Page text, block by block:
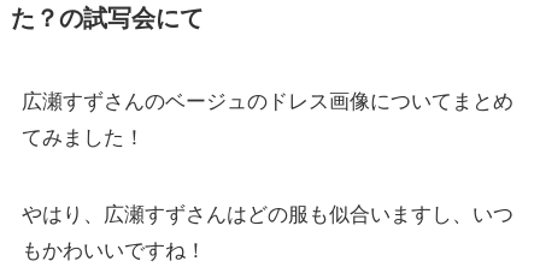
た？の試写会にて
広瀬すずさんのベージュのドレス画像についてまとめ
てみました！
やはり、広瀬すずさんはどの服も似合いますし、いつ
もかわいいですね！